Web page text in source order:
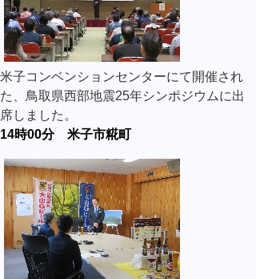
米子コンベンションセンターにて開催され
た、鳥取県西部地震25年シンポジウムに出
席しました。
14時00分 米子市糀町